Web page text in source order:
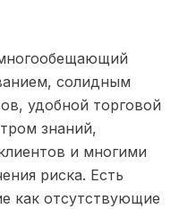
солидным
удобной торговой
знаний,
и многими
риска. Есть
как отсутствующие